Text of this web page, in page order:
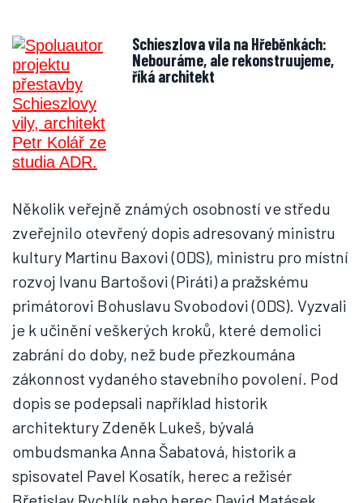
Schieszlova vila na Hřeběnkách:
Nebouráme, ale rekonstruujeme,
říká architekt
Několik veřejně známých osobností ve středu
zveřejnilo otevřený dopis adresovaný ministru
kultury Martinu Baxovi (ODS), ministru pro místní
rozvoj Ivanu Bartošovi (Piráti) a pražskému
primátorovi Bohuslavu Svobodovi (ODS). Vyzvali
je k učinění veškerých kroků, které demolici
zabrání do doby, než bude přezkoumána
zákonnost vydaného stavebního povolení. Pod
dopis se podepsali například historik
architektury Zdeněk Lukeš, bývalá
ombudsmanka Anna Šabatová, historik a
spisovatel Pavel Kosatík, herec a režisér